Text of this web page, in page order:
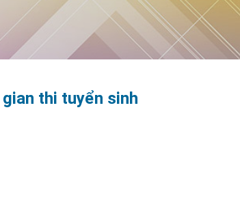
thi tuyển sinh